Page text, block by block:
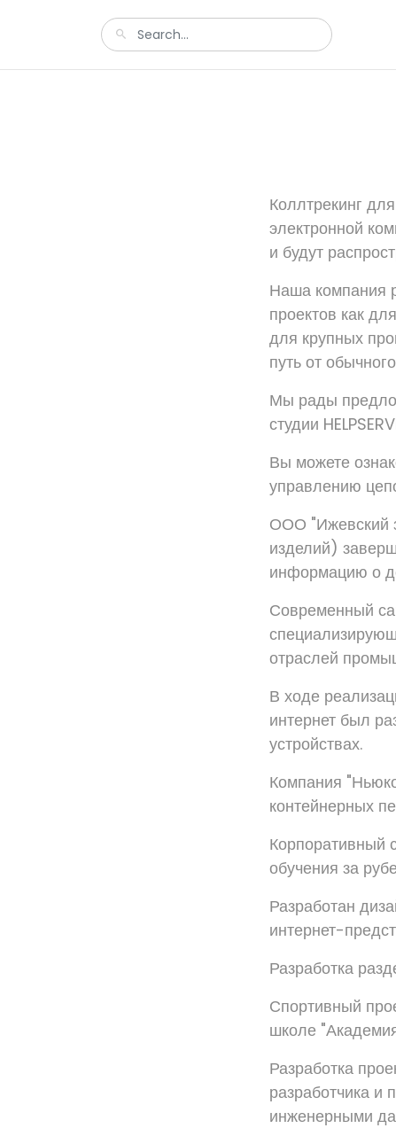
Коллтрекинг
электронной
и будут
Наша компания
проектов как
для крупных
путь от
Мы рады
студии
Вы можете
управлению
ООО "Ижевский
изделий)
информацию о
Современный
отраслей
В ходе
интернет был
устройствах.
Компания
контейнерных
Корпоративный
обучения за
Разработан
интернет-
Разработка
Спортивный
школе
Разработка
разработчика и
инженерными